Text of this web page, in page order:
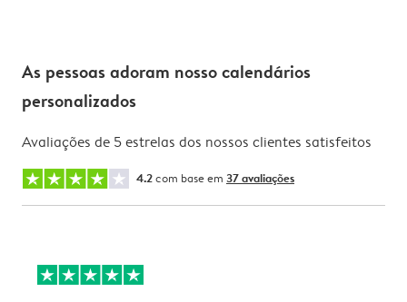
As pessoas adoram nosso calendários
personalizados
Avaliações de 5 estrelas dos nossos clientes satisfeitos
4.2com base em 37 avaliações